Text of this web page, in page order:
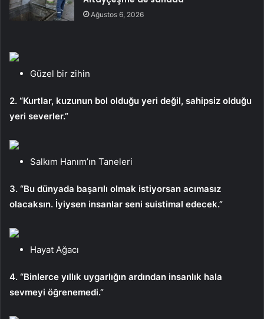
Ağustos 6, 2026
Güzel bir zihin
2. “Kurtlar, kuzunun bol olduğu yeri değil, sahipsiz olduğu
yeri severler.”
Salkım Hanım’ın Taneleri
3. “Bu dünyada başarılı olmak istiyorsan acımasız
olacaksın. İyiysen insanlar seni suistimal edecek.”
Hayat Ağacı
4. “Binlerce yıllık uygarlığın ardından insanlık hala
sevmeyi öğrenemedi.”